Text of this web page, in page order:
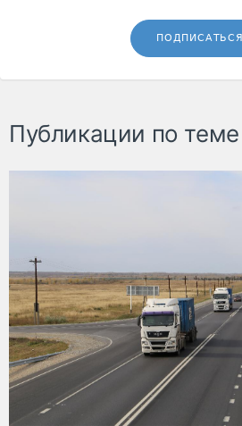
ПОДПИСАТЬСЯ
Публикации по теме